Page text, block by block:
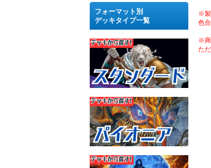
フォーマット別
デッキタイプ一覧
※製
色
※商
た